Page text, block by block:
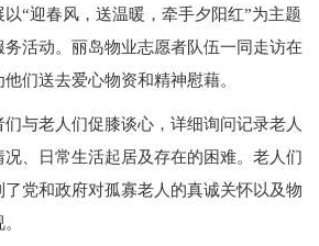
“迎春风，送温暖，牵手夕阳红”为主题
活动。丽岛物业志愿者队伍一同走访在
们送去爱心物资和精神慰藉。
与老人们促膝谈心，详细询问记录老人
、日常生活起居及存在的困难。老人们
党和政府对孤寡老人的真诚关怀以及物